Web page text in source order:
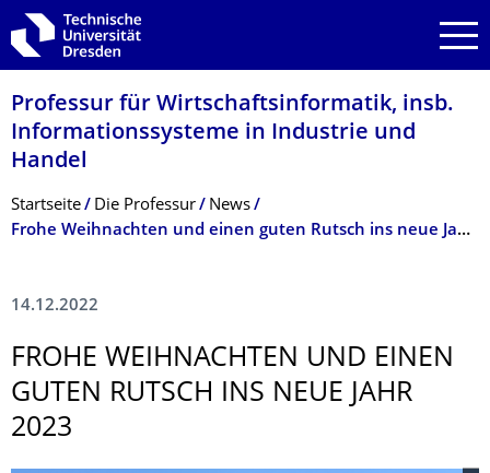
Zur Hauptnavigation springen
Zur Suche springen
Zum Inhalt springen
Professur für Wirtschaftsinfor­matik, insb.
Informationssyste­me in Industrie und
Handel
Breadcrumb-Menü
Startseite Die Professur
News
Frohe Weihnachten und einen guten Rutsch ins neue Jahr 2023
14.12.2022
FROHE WEIHNACHTEN UND EINEN
GUTEN RUTSCH INS NEUE JAHR
2023